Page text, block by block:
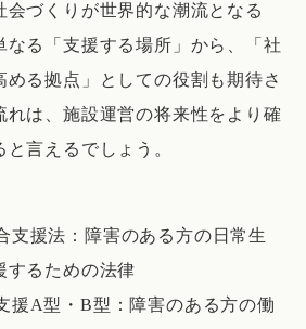
会づくりが世界的な潮流となる
なる「支援する場所」から、「社
める拠点」としての役割も期待さ
れは、施設運営の将来性をより確
言えるでしょう。
法：障害のある方の日常生
するための法律
型・B型：障害のある方の働